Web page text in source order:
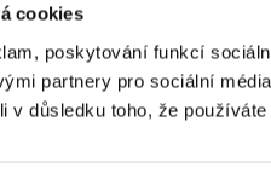
cookies
poskytování funkcí
partnery pro sociální
v důsledku toho, že